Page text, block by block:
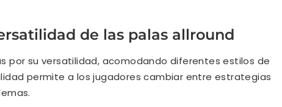
de las palas allround
por su versatilidad, acomodando diferentes estilos de
permite a los jugadores cambiar entre estrategias